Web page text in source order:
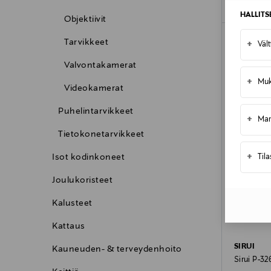
+
+
+
+
Objektiivit
Tarvikkeet
Valvontakamerat
Videokamerat
Puhelintarvikkeet
Tietokonetarvikkeet
Isot kodinkoneet
Joulukoristeet
Kalusteet
Kattaus
Kauneuden- & terveydenhoito
ONLINE
SIRUI
Sirui P-